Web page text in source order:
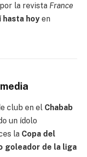
la revista France
hasta hoy en
club en el Chabab
un ídolo
la Copa del
goleador de la liga